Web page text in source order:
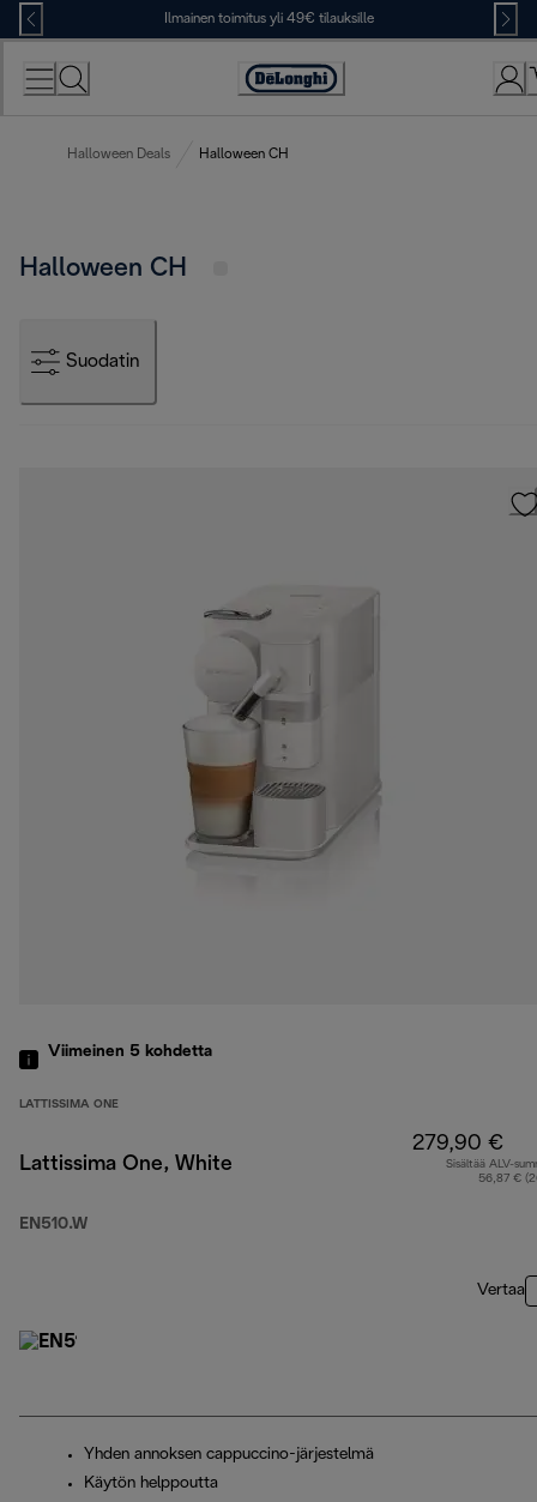
Skip
to
Content
Ilmainen toimitus yli 49€ tilauksille
Accessibility
Halloween Deals Halloween CH
Halloween CH
Suodatin
Viimeinen 5 kohdetta
LATTISSIMA ONE
Lattissima One, White
EN510.W
279,90 €
Sisältää ALV-
56,87 €
Vertaa
Yhden annoksen cappuccino-järjestelmä
Käytön helppoutta